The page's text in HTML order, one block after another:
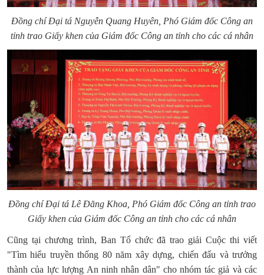
Đồng chí Đại tá Nguyễn Quang Huyên, Phó Giám đốc Công an
tỉnh trao Giấy khen của Giám đốc Công an tỉnh cho các cá nhân
Đồng chí Đại tá Lê Đăng Khoa, Phó Giám đốc Công an tỉnh trao
Giấy khen của Giám đốc Công an tỉnh cho các cá nhân
Cũng tại chương trình, Ban Tổ chức đã trao giải Cuộc thi viết
"Tìm hiểu truyền thống 80 năm xây dựng, chiến đấu và trưởng
thành của lực lượng An ninh nhân dân" chonhóm tác giả và các